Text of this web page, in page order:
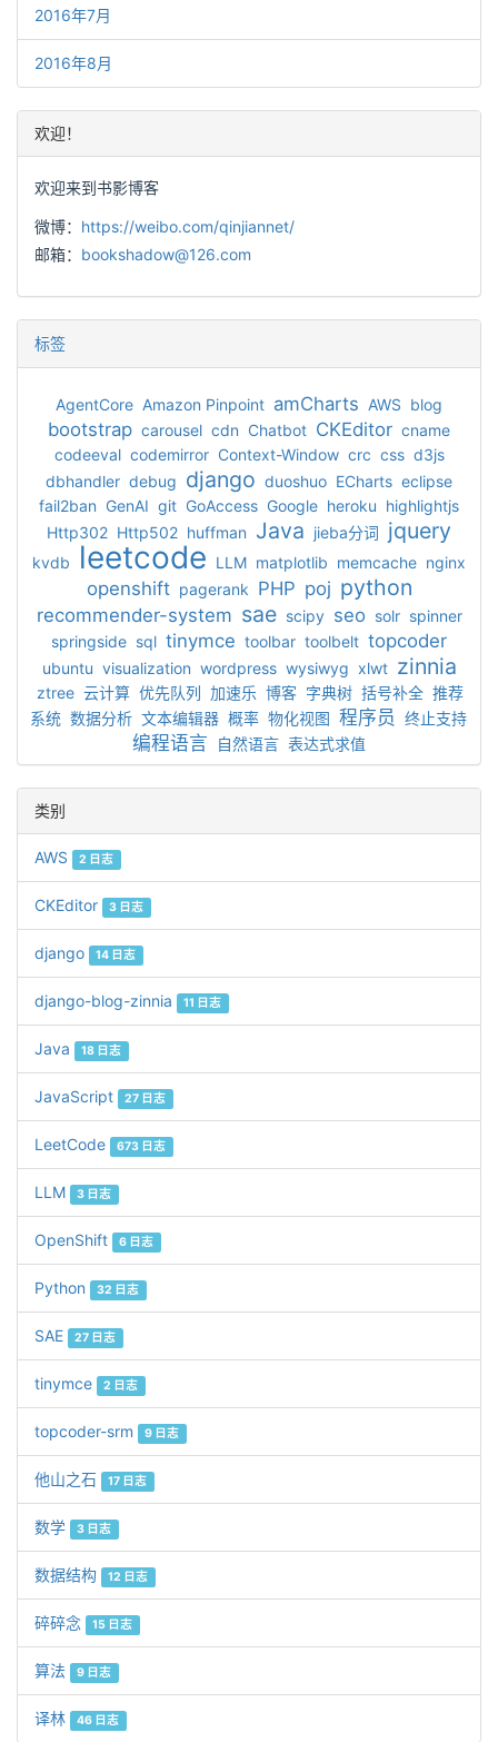
2016年7月
2016年8月
欢迎！
欢迎来到书影博客
微博： https://weibo.com/qinjiannet/
邮箱： bookshadow@126.com
标签
AgentCore Amazon Pinpoint amCharts AWS blog
bootstrap carousel cdn Chatbot CKEditor cname
codeeval codemirror Context-Window crc css d3js
dbhandler debug django duoshuo ECharts eclipse
fail2ban GenAI git GoAccess Google heroku highlightjs
Http302 Http502 huffman Java jieba分词 jquery
kvdb leetcode LLM matplotlib memcache nginx
openshift pagerank PHP poj python
recommender-system sae scipy seo solr spinner
springside sql tinymce toolbar toolbelt topcoder
ubuntu visualization wordpress wysiwyg xlwt zinnia
ztree 云计算 优先队列 加速乐 博客 字典树 括号补全 推荐
系统 数据分析 文本编辑器 概率 物化视图 程序员 终止支持
编程语言 自然语言 表达式求值
类别
AWS 2 日志
CKEditor 3 日志
django 14 日志
django-blog-zinnia 11 日志
Java 18 日志
JavaScript 27 日志
LeetCode 673 日志
LLM 3 日志
OpenShift 6 日志
Python 32 日志
SAE 27 日志
tinymce 2 日志
topcoder-srm 9 日志
他山之石 17 日志
数学 3 日志
数据结构 12 日志
碎碎念 15 日志
算法 9 日志
译林 46 日志